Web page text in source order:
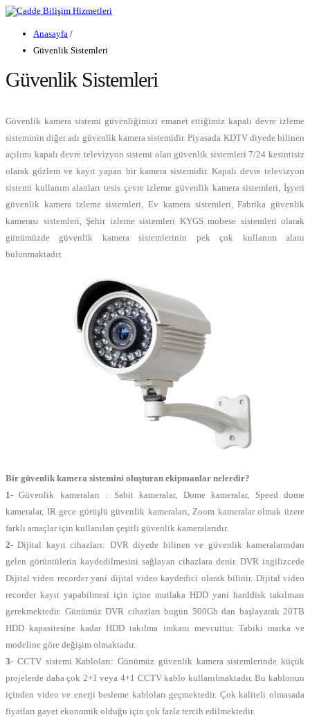
Anasayfa /
Güvenlik Sistemleri
Güvenlik Sistemleri
Güvenlik kamera sistemi güvenliğimizi emanet ettiğimiz kapalı devre izleme
sisteminin diğer adı güvenlik kamera sistemidir. Piyasada KDTV diyede bilinen
açılımı kapalı devre televizyon sistemi olan güvenlik sistemleri 7/24 kesintisiz
olarak gözlem ve kayıt yapan bir kamera sistemidir. Kapalı devre televizyon
sistemi kullanım alanları tesis çevre izleme güvenlik kamera sistemleri, İşyeri
güvenlik kamera izleme sistemleri, Ev kamera sistemleri, Fabrika güvenlik
kamerası sistemleri, Şehir izleme sistemleri KYGS mobese sistemleri olarak
günümüzde güvenlik kamera sistemlerinin pek çok kullanım alanı
bulunmaktadır.
Bir güvenlik kamera sistemini oluşturan ekipmanlar nelerdir?
1- Güvenlik kameraları : Sabit kameralar, Dome kameralar, Speed dome
kameralar, IR gece görüşlü güvenlik kameraları, Zoom kameralar olmak üzere
farklı amaçlar için kullanılan çeşitli güvenlik kameralarıdır.
2- Dijital kayıt cihazları: DVR diyede bilinen ve güvenlik kameralarından
gelen görüntülerin kaydedilmesini sağlayan cihazlara denir. DVR ingilizcede
Dijital video recorder yani dijital video kaydedici olarak bilinir. Dijital video
recorder kayıt yapabilmesi için içine mutlaka HDD yani harddisk takılması
gerekmektedir. Günümüz DVR cihazları bugün 500Gb dan başlayarak 20TB
HDD kapasitesine kadar HDD takılma imkanı mevcuttur. Tabiki marka ve
modeline göre değişim olmaktadır.
3- CCTV sistemi Kabloları: Günümüz güvenlik kamera sistemlerinde küçük
projelerde daha çok 2+1 veya 4+1 CCTV kablo kullanılmaktadır. Bu kablonun
içinden video ve enerji besleme kabloları geçmektedir. Çok kaliteli olmasada
fiyatları gayet ekonomik olduğu için çok fazla tercih edilmektedir.